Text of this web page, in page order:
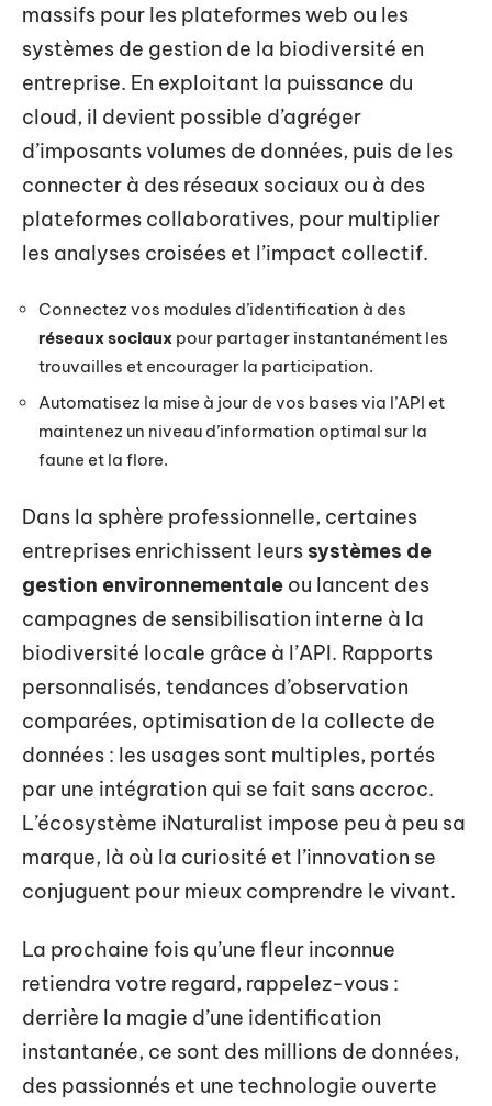
massifs pour les plateformes web ou les
systèmes de gestion de la biodiversité en
entreprise. En exploitant la puissance du
cloud, il devient possible d’agréger
d’imposants volumes de données, puis de les
connecter à des réseaux sociaux ou à des
plateformes collaboratives, pour multiplier
les analyses croisées et l’impact collectif.
Connectez vos modules d’identification à des
réseaux sociaux pour partager instantanément les
trouvailles et encourager la participation.
Automatisez la mise à jour de vos bases via l’API et
maintenez un niveau d’information optimal sur la
faune et la flore.
Dans la sphère professionnelle, certaines
entreprises enrichissent leurs systèmes de
gestion environnementale ou lancent des
campagnes de sensibilisation interne à la
biodiversité locale grâce à l’API. Rapports
personnalisés, tendances d’observation
comparées, optimisation de la collecte de
données : les usages sont multiples, portés
par une intégration qui se fait sans accroc.
L’écosystème iNaturalist impose peu à peu sa
marque, là où la curiosité et l’innovation se
conjuguent pour mieux comprendre le vivant.
La prochaine fois qu’une fleur inconnue
retiendra votre regard, rappelez-vous :
derrière la magie d’une identification
instantanée, ce sont des millions de données,
des passionnés et une technologie ouverte